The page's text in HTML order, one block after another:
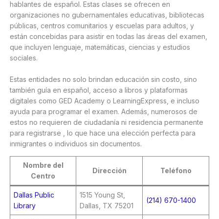
hablantes de español. Estas clases se ofrecen en
organizaciones no gubernamentales educativas, bibliotecas
públicas, centros comunitarios y escuelas para adultos, y
están concebidas para asistir en todas las áreas del examen,
que incluyen lenguaje, matemáticas, ciencias y estudios
sociales.
Estas entidades no solo brindan educación sin costo, sino
también guía en español, acceso a libros y plataformas
digitales como GED Academy o LearningExpress, e incluso
ayuda para programar el examen. Además, numerosos de
estos no requieren de ciudadanía ni residencia permanente
para registrarse , lo que hace una elección perfecta para
inmigrantes o individuos sin documentos.
Nombre del
Centro
Dirección Teléfono
Dallas Public
Library
1515 Young St,
Dallas, TX 75201
(214) 670-1400